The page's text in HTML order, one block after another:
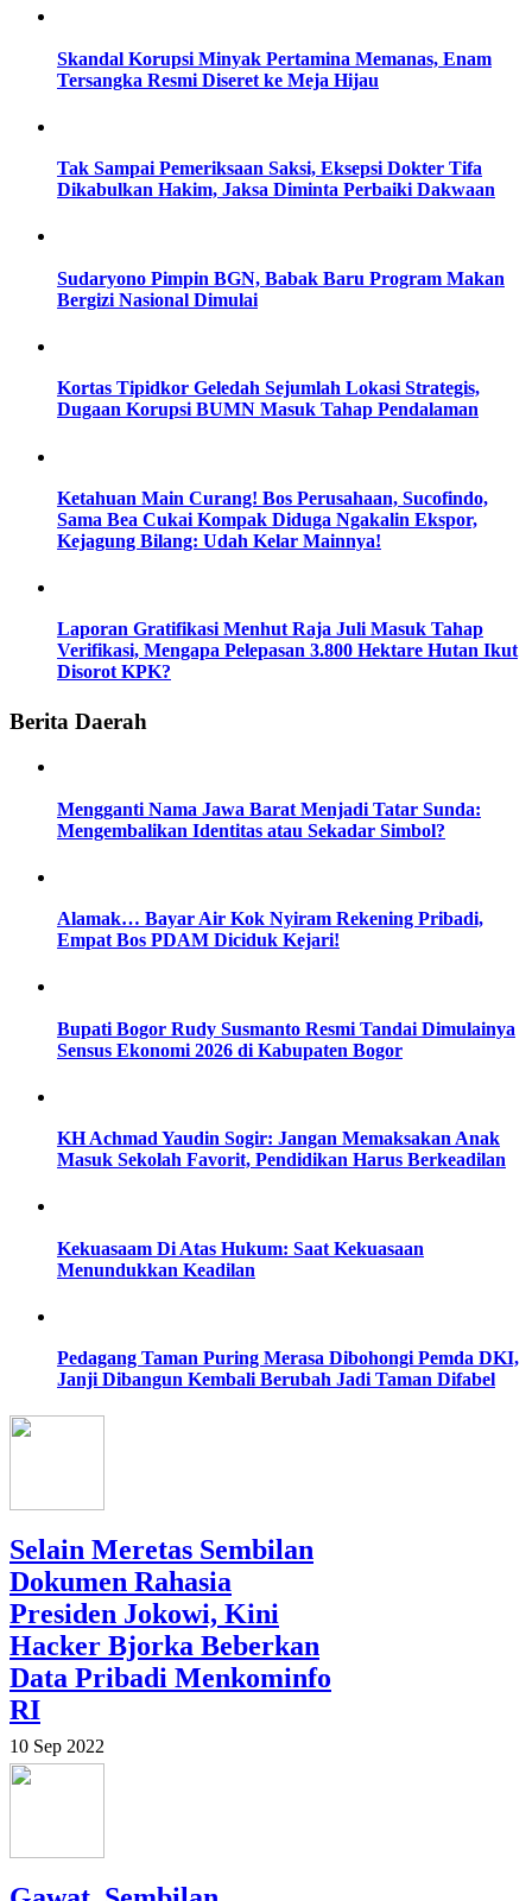
Skandal Korupsi Minyak Pertamina Memanas, Enam
Tersangka Resmi Diseret ke Meja Hijau
Tak Sampai Pemeriksaan Saksi, Eksepsi Dokter Tifa
Dikabulkan Hakim, Jaksa Diminta Perbaiki Dakwaan
Sudaryono Pimpin BGN, Babak Baru Program Makan
Bergizi Nasional Dimulai
Kortas Tipidkor Geledah Sejumlah Lokasi Strategis,
Dugaan Korupsi BUMN Masuk Tahap Pendalaman
Ketahuan Main Curang! Bos Perusahaan, Sucofindo,
Sama Bea Cukai Kompak Diduga Ngakalin Ekspor,
Kejagung Bilang: Udah Kelar Mainnya!
Laporan Gratifikasi Menhut Raja Juli Masuk Tahap
Verifikasi, Mengapa Pelepasan 3.800 Hektare Hutan Ikut
Disorot KPK?
Berita Daerah
Mengganti Nama Jawa Barat Menjadi Tatar Sunda:
Mengembalikan Identitas atau Sekadar Simbol?
Alamak… Bayar Air Kok Nyiram Rekening Pribadi,
Empat Bos PDAM Diciduk Kejari!
Bupati Bogor Rudy Susmanto Resmi Tandai Dimulainya
Sensus Ekonomi 2026 di Kabupaten Bogor
KH Achmad Yaudin Sogir: Jangan Memaksakan Anak
Masuk Sekolah Favorit, Pendidikan Harus Berkeadilan
Kekuasaam Di Atas Hukum: Saat Kekuasaan
Menundukkan Keadilan
Pedagang Taman Puring Merasa Dibohongi Pemda DKI,
Janji Dibangun Kembali Berubah Jadi Taman Difabel
Selain Meretas Sembilan
Dokumen Rahasia
Presiden Jokowi, Kini
Hacker Bjorka Beberkan
Data Pribadi Menkominfo
RI
10 Sep 2022